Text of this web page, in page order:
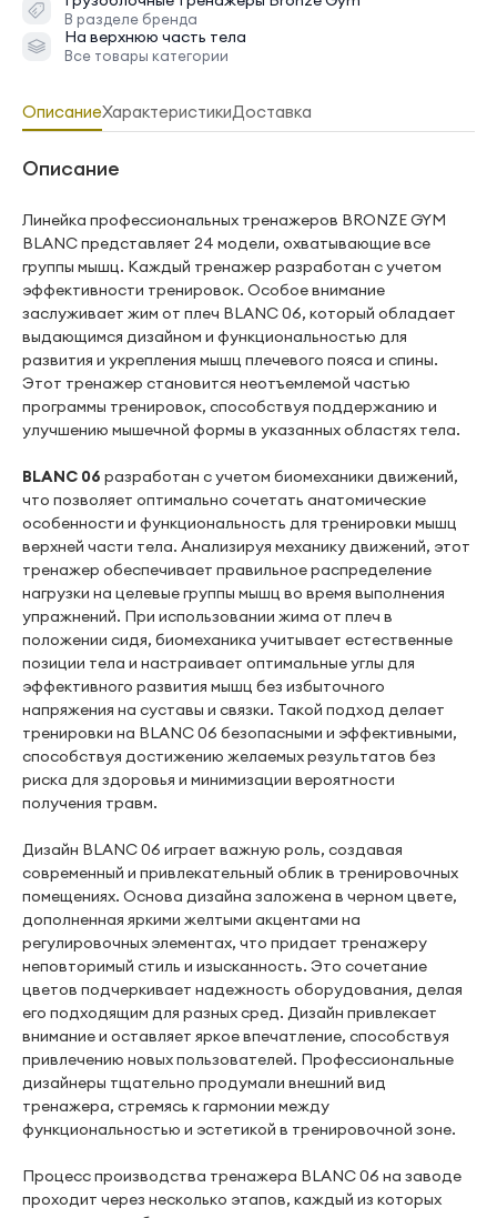
В разделе бренда
На верхнюю часть тела
Все товары категории
ОписаниеХарактеристикиДоставка
Описание
Линейка профессиональных тренажеров BRONZE GYM
BLANC представляет 24 модели, охватывающие все
группы мышц. Каждый тренажер разработан с учетом
эффективности тренировок. Особое внимание
заслуживает жим от плеч BLANC 06, который обладает
выдающимся дизайном и функциональностью для
развития и укрепления мышц плечевого пояса и спины.
Этот тренажер становится неотъемлемой частью
программы тренировок, способствуя поддержанию и
улучшению мышечной формы в указанных областях тела.
BLANC 06 разработан с учетом биомеханики движений,
что позволяет оптимально сочетать анатомические
особенности и функциональность для тренировки мышц
верхней части тела. Анализируя механику движений, этот
тренажер обеспечивает правильное распределение
нагрузки на целевые группы мышц во время выполнения
упражнений. При использовании жима от плеч в
положении сидя, биомеханика учитывает естественные
позиции тела и настраивает оптимальные углы для
эффективного развития мышц без избыточного
напряжения на суставы и связки. Такой подход делает
тренировки на BLANC 06 безопасными и эффективными,
способствуя достижению желаемых результатов без
риска для здоровья и минимизации вероятности
получения травм.
Дизайн BLANC 06 играет важную роль, создавая
современный и привлекательный облик в тренировочных
помещениях. Основа дизайна заложена в черном цвете,
дополненная яркими желтыми акцентами на
регулировочных элементах, что придает тренажеру
неповторимый стиль и изысканность. Это сочетание
цветов подчеркивает надежность оборудования, делая
его подходящим для разных сред. Дизайн привлекает
внимание и оставляет яркое впечатление, способствуя
привлечению новых пользователей. Профессиональные
дизайнеры тщательно продумали внешний вид
тренажера, стремясь к гармонии между
функциональностью и эстетикой в тренировочной зоне.
Процесс производства тренажера BLANC 06 на заводе
проходит через несколько этапов, каждый из которых